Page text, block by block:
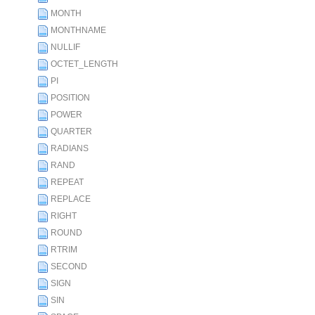
MONTH
MONTHNAME
NULLIF
OCTET_LENGTH
PI
POSITION
POWER
QUARTER
RADIANS
RAND
REPEAT
REPLACE
RIGHT
ROUND
RTRIM
SECOND
SIGN
SIN